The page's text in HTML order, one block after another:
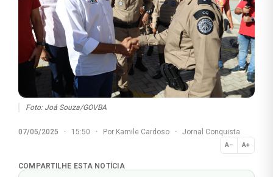
Foto: Joá Souza/GOVBA
07/05/2025 · 15:50 · Por Kamile Cardoso · Jornal Conquista
A− A+
Normal
COMPARTILHE ESTA NOTÍCIA